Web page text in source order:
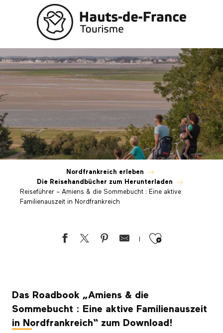
Nordfrankreich erleben
Die Reisehandbücher zum Herunterladen
Reiseführer – Amiens & die Sommebucht : Eine aktive
Familienauszeit in Nordfrankreich
Reiseführer – Amiens & die
Ajouter
Das Roadbook „Amiens & die
Sommebucht : Eine aktive Familienauszeit
in Nordfrankreich“ zum Download!